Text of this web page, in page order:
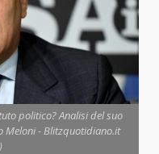
politico? Analisi del suo
Meloni - Blitzquotidiano.it